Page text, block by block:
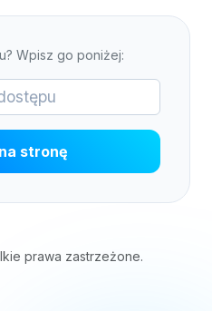
Wpisz go poniżej:
stronę
prawa zastrzeżone.